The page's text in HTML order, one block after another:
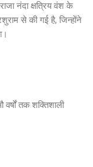
नंदा क्षत्रिय वंश के
से की गई है, जिन्होंने
तक शक्तिशाली